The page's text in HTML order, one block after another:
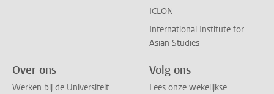
ICLON
International Institute for
Asian Studies
Over ons
Werken bij de Universiteit
Volg ons
Lees onze wekelijkse